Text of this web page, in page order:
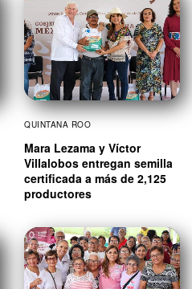
QUINTANA ROO
Mara Lezama y Víctor
Villalobos entregan semilla
certificada a más de 2,125
productores